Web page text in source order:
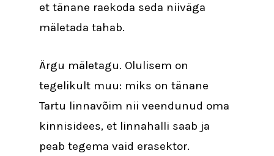
et tänane raekoda seda niiväga
mäletada tahab.
Ärgu mäletagu. Olulisem on
tegelikult muu: miks on tänane
Tartu linnavõim nii veendunud oma
kinnisidees, et linnahalli saab ja
peab tegema vaid erasektor.